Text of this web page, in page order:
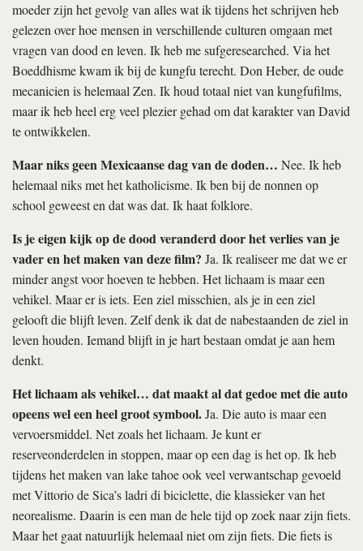
moeder zijn het gevolg van alles wat ik tijdens het schrijven heb
gelezen over hoe mensen in verschillende culturen omgaan met
vragen van dood en leven. Ik heb me sufgeresearched. Via het
Boeddhisme kwam ik bij de kungfu terecht. Don Heber, de oude
mecanicien is helemaal Zen. Ik houd totaal niet van kungfufilms,
maar ik heb heel erg veel plezier gehad om dat karakter van David
te ontwikkelen.
Maar niks geen Mexicaanse dag van de doden… Nee. Ik heb
helemaal niks met het katholicisme. Ik ben bij de nonnen op
school geweest en dat was dat. Ik haat folklore.
Is je eigen kijk op de dood veranderd door het verlies van je
vader en het maken van deze film? Ja. Ik realiseer me dat we er
minder angst voor hoeven te hebben. Het lichaam is maar een
vehikel. Maar er is iets. Een ziel misschien, als je in een ziel
gelooft die blijft leven. Zelf denk ik dat de nabestaanden de ziel in
leven houden. Iemand blijft in je hart bestaan omdat je aan hem
denkt.
Het lichaam als vehikel… dat maakt al dat gedoe met die auto
opeens wel een heel groot symbool.Ja. Die auto is maar een
vervoersmiddel. Net zoals het lichaam. Je kunt er
reserveonderdelen in stoppen, maar op een dag is het op. Ik heb
tijdens het maken vanlake tahoeook veel verwantschap gevoeld
met Vittorio de Sica’sladri di biciclette, die klassieker van het
neorealisme. Daarin is een man de hele tijd op zoek naar zijn fiets.
Maar het gaat natuurlijk helemaal niet om zijn fiets. Die fiets is